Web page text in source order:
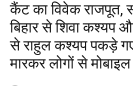
कैंट का विवेक राजपूत,
बिहार से शिवा कश्यप
से राहुल कश्यप पकड़े
मारकर लोगों से